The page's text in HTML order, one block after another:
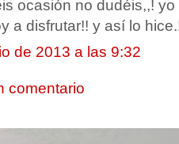
ocasión no dudéis,,!
a disfrutar!! y así lo
de 2013 a las 9:32
comentario